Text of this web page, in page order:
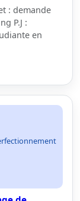
: demande
P.J :
en